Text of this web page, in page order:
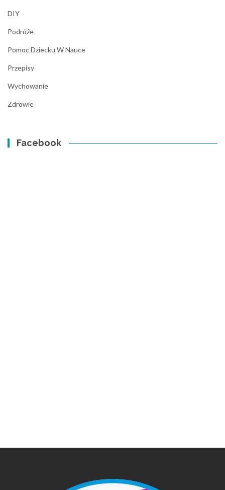
DIY
Podróże
Pomoc Dziecku W Nauce
Przepisy
Wychowanie
Zdrowie
Facebook